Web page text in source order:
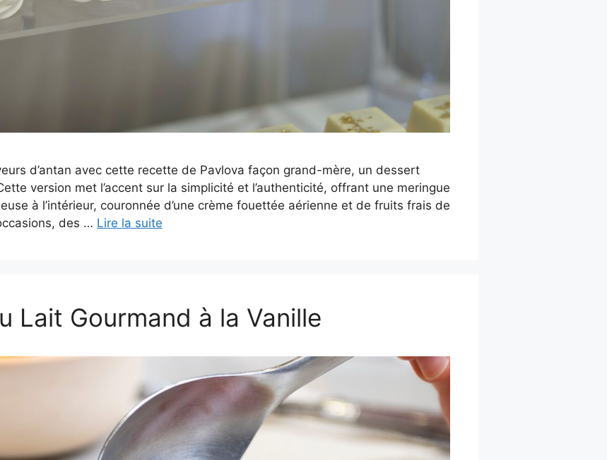
d’antan avec cette recette de Pavlova façon grand-mère, un dessert
version met l’accent sur la simplicité et l’authenticité, offrant une meringue
à l’intérieur, couronnée d’une crème fouettée aérienne et de fruits frais de
des … Lire la suite
Lait Gourmand à la Vanille